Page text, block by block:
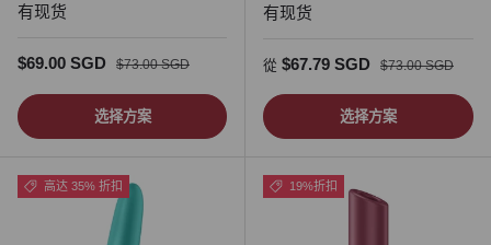
有现货
促销价
$69.00 SGD 正常价格
$73.00 SGD
选择方案
有现货
促销价
從 $67.79 SGD 正常价格
$73.00 SGD
选择方案
高达 35% 折扣 19%折扣